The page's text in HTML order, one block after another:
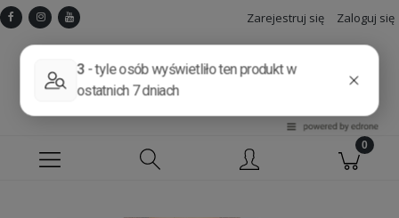
Zarejestruj się Zaloguj się